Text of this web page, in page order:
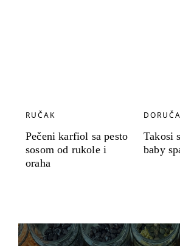
RUČAK
Pečeni karfiol sa pesto
sosom od rukole i
oraha
Takosi
baby